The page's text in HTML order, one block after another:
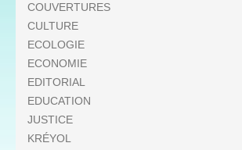
COUVERTURES
CULTURE
ECOLOGIE
ECONOMIE
EDITORIAL
EDUCATION
JUSTICE
KRÉYOL